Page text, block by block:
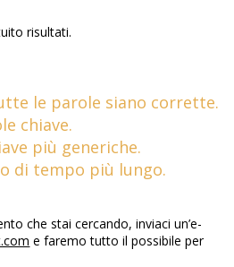
risultati.
le parole siano corrette.
chiave.
più generiche.
di tempo più lungo.
che stai cercando, inviaci un’e-
e faremo tutto il possibile per